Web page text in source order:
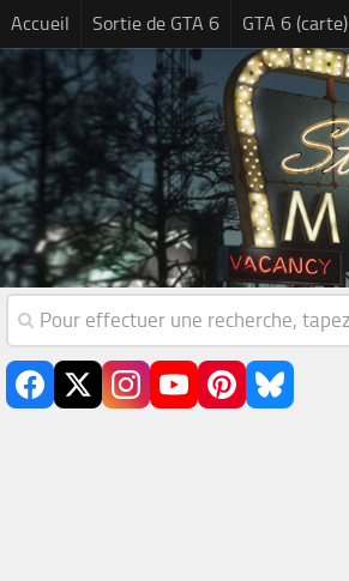
Accueil Sortie de GTA 6 GTA 6 (carte)